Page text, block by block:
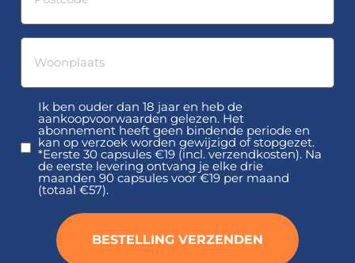
city
(Required)
voorwaardelijke
aanvaarding
(Required)
Ik ben ouder dan 18 jaar en heb de
aankoopvoorwaarden gelezen. Het
abonnement heeft geen bindende periode en
kan op verzoek worden gewijzigd of stopgezet.
*Eerste 30 capsules €19 (incl. verzendkosten). Na
de eerste levering ontvang je elke drie
maanden 90 capsules voor €19 per maand
(totaal €57).